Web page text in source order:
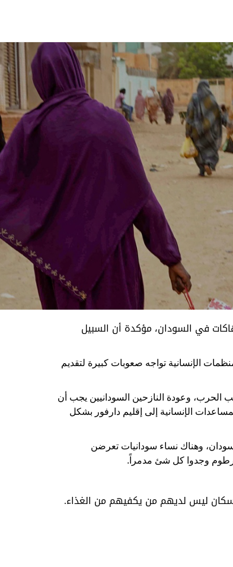
حداثا واصابة عامل من التابعية السورية
في صور
الحرب لم تنته بعد وإذا لجأ العدو إلى المُخادعة في الدبلوماسية سنردّ عليه
علوّ منخفض فوق ضواحي صور
نارية على اوتوستراد حبوش - النبطية
قانون رأس العين
سنستدعي السفير الإسرائيلي بسبب معاملة ناشطي أسطول الصمود
في السودان، مؤكدة أن السبيل
الإنسانية تواجه صعوبات كبيرة لتقديم
وعودة النازحين السودانيين يجب أن
الإنسانية إلى إقليم دارفور بشكل
وهناك نساء سودانيات تعرضن
وجدوا كل شئ مدمراً.
ليس لديهم من يكفيهم من الغذاء.